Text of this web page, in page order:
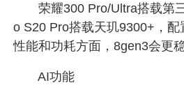
荣耀300 Pro/Ultra搭载第
o S20 Pro搭载天玑9300+，配
性能和功耗方面，8gen3会更
AI功能